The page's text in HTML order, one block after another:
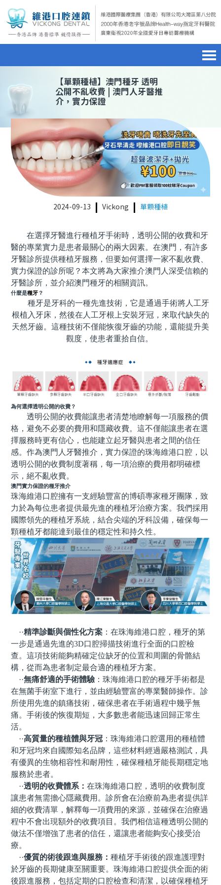
home page
醫院簡介 hospital introduction
醫生介紹doctor introduction
醫療新聞 medical news
種植牙dental implant
orthodontics
預約牙醫contact us
澳門電話預約
微信預約
WhatsApp預約
【單顆種植】澳門種牙 透明
公開不亂收費 | 澳門人牙醫推
介，實力保證
2024-09-13 Vickong 單顆種植
在選擇牙醫進行種植牙手術時，透明公開的收費和牙
醫的專業實力是患者最關心的兩大因素。在澳門，有許多
牙醫診所提供種植牙服務，但要如何選擇一家不亂收費、
實力保證的診所呢？本文將為大家推介澳門 人深受信賴的
牙醫診所，並介紹澳門種牙的相關資訊。
什麼是種牙 ？
種牙是牙科的一種先進技術，它是通過手術將人工牙
根植入牙床，然後在人工牙根上安裝牙冠，來取代缺失的
天然牙齒。這種技術不僅能恢復牙齒的功能，還能提升美
觀度，使患者重拾自信。
為何選擇透明公開的收費？
透明公開的收費能讓患者清楚地瞭解每一項服務的價
格，避免不必要的費用和隱藏收費。這不僅能讓患者在選
擇服務時更有信心，也能建立起牙醫與患者之間的信任
感。作為澳門人牙醫推介，實力保證的珠海維港口腔， 以
透明公開的收費制度著稱，每一項治療的費用都明確標
示，絕不亂收費。
澳門實力保證的種牙推介
珠海維港口腔擁有一支經驗豐富的博碩專家種牙團隊，致
力於為每位患者提供最先進的種植牙治療方案。我們採用
國際領先的種植牙系統，結合尖端的牙科設備，確保每一
顆種植牙都能達到最佳的穩定性和持久性。
··精準診斷與個性化方案 ：在珠海維港口腔，種牙的第
一步是通過先進的3D口腔掃描技術進行全面的口腔檢
查。這項技術能夠精確定位缺牙的位置和周圍的骨骼結
構，從而為患者制定最合適的種植牙方案。
··無痛舒適的手術體驗 ：珠海維港口腔的種牙手術都是
在無菌手術室下進行，並由經驗豐富的專業醫師操作。診
所使用先進的鎮痛技術，確保患者在手術過程中幾乎無
痛。手術後的恢復期短，大多數患者能迅速回歸正常生
活。
··高質量的種植體與牙冠 ：珠海維港口腔選用的種植體
和牙冠均來自國際知名品牌，這些材料經過嚴格測試，具
有優異的生物相容性和耐用性，確保種植牙能長期穩定地
服務於患者。
··透明的收費體系 ：在珠海維港口腔，透明的收費制度
讓患者無需擔心隱藏費用。診所會在治療前為患者提供詳
細的收費清單，解釋每一項費用的來源，並確保在治療過
程中不會出現額外的收費項目。我們相信這種透明公開的
做法不僅增強了患者的信任，還讓患者能夠安心接受治
療。
··優質的術後跟進與服務 ：種植牙手術後的跟進護理對
於牙齒的長期健康至關重要。珠海維港口腔提供全面的術
後跟進服務，包括定期的口腔檢查和清潔，以確保種植牙